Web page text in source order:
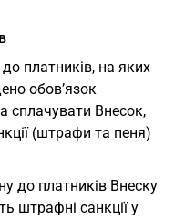
платників, на яких
обов’язок
сплачувати Внесок,
(штрафи та пеня)
до платників Внеску
штрафні санкції у